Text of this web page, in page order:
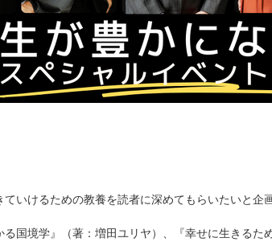
ていけるための教養を読者に深めてもらいたいと
る国境学』（著：増田ユリヤ）、『幸せに生きる